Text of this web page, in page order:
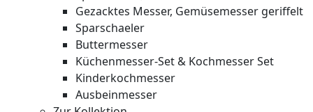
Gezacktes Messer, Gemüsemesser geriffelt
Sparschaeler
Buttermesser
Küchenmesser-Set & Kochmesser Set
Kinderkochmesser
Ausbeinmesser